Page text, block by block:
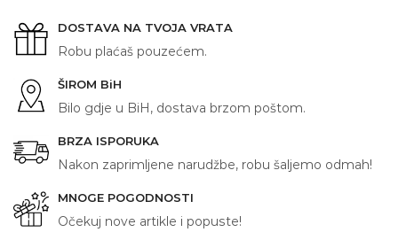
DOSTAVA NA TVOJA VRATA
Robu plaćaš pouzećem.
ŠIROM BiH
Bilo gdje u BiH, dostava brzom poštom.
BRZA ISPORUKA
Nakon zaprimljene narudžbe, robu šaljemo odmah!
MNOGE POGODNOSTI
Očekuj nove artikle i popuste!